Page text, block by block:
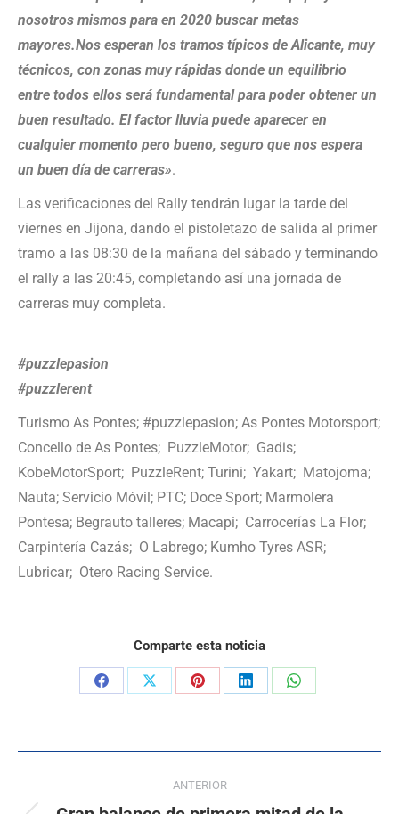
nosotros mismos para en 2020 buscar metas
mayores.Nos esperan los tramos típicos de Alicante, muy
técnicos, con zonas muy rápidas donde un equilibrio
entre todos ellos será fundamental para poder obtener un
buen resultado. El factor lluvia puede aparecer en
cualquier momento pero bueno, seguro que nos espera
un buen día de carreras».
Las verificaciones del Rally tendrán lugar la tarde del
viernes en Jijona, dando el pistoletazo de salida al primer
tramo a las 08:30 de la mañana del sábado y terminando
el rally a las 20:45, completando así una jornada de
carreras muy completa.
#puzzlepasion
#puzzlerent
Turismo As Pontes; #puzzlepasion; As Pontes Motorsport;
Concello de As Pontes; PuzzleMotor; Gadis;
KobeMotorSport; PuzzleRent; Turini; Yakart; Matojoma;
Nauta; Servicio Móvil; PTC; Doce Sport; Marmolera
Pontesa; Begrauto talleres; Macapi; Carrocerías La Flor;
Carpintería Cazás; O Labrego; Kumho Tyres ASR;
Lubricar; Otero Racing Service.
Comparte esta noticia
ANTERIOR